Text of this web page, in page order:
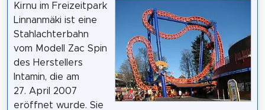
Kirnu im Freizeitpark
Linnanmäki ist eine
Stahlachterbahn
vom Modell Zac Spin
des Herstellers
Intamin, die am
27. April 2007
eröffnet wurde. Sie